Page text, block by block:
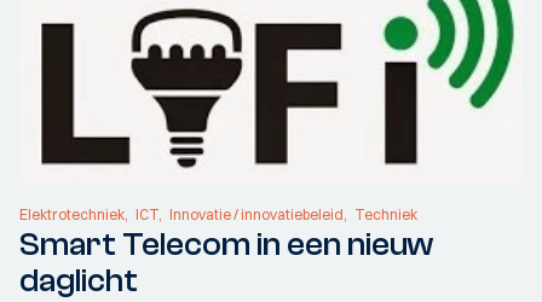
Elektrotechniek ICT Innovatie / innovatiebeleid Techniek
Smart Telecom in een nieuw
daglicht